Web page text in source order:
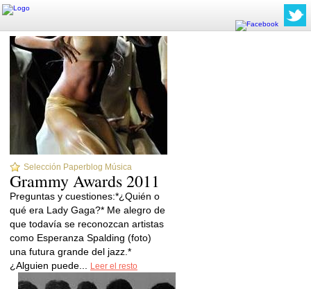
Selección Paperblog Música
Grammy Awards 2011
Preguntas y cuestiones:*¿Quién o
qué era Lady Gaga?* Me alegro de
que todavía se reconozcan artistas
como Esperanza Spalding (foto)
una futura grande del jazz.*
¿Alguien puede...
Leer el resto